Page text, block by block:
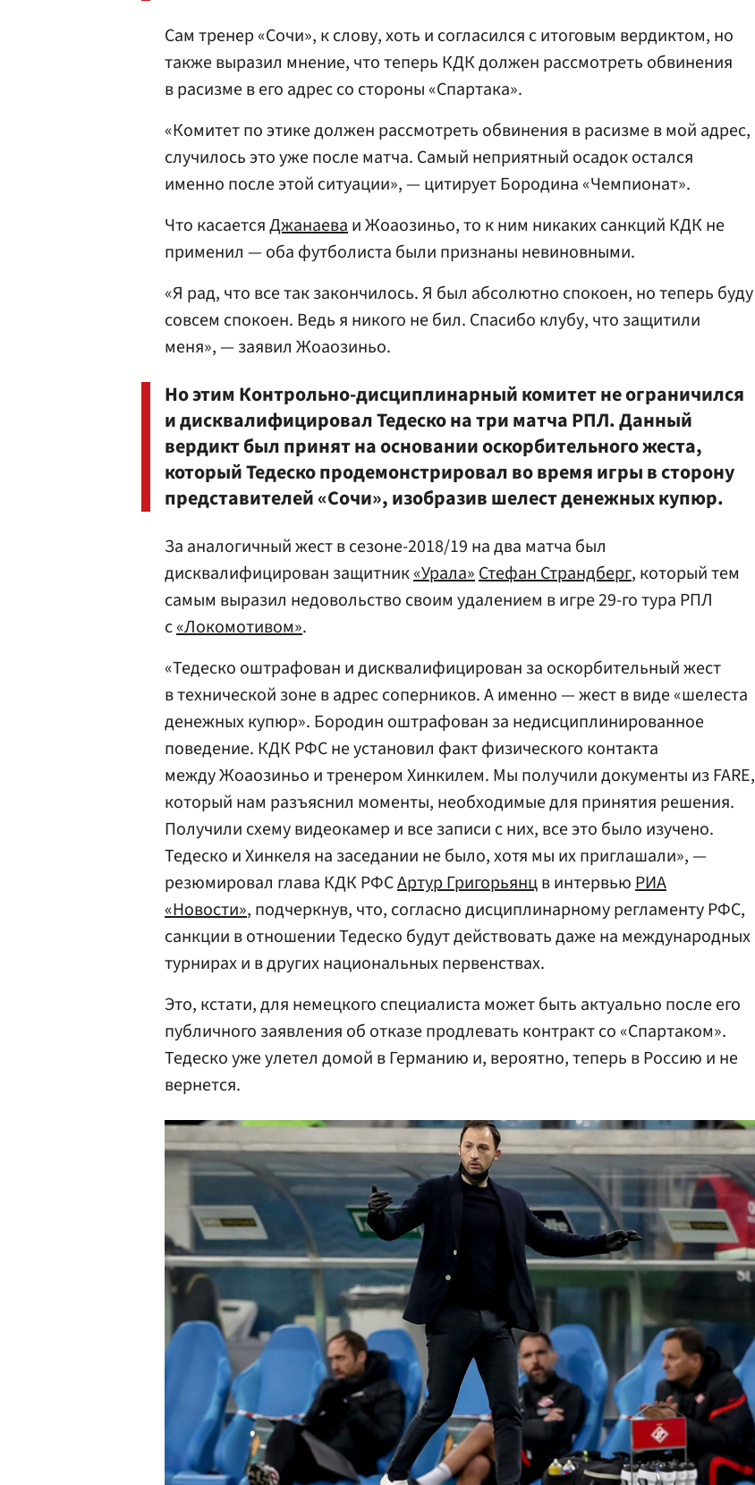
Сам тренер «Сочи», к слову, хоть и согласился с итоговым вердиктом, но
также выразил мнение, что теперь КДК должен рассмотреть обвинения
в расизме в его адрес со стороны «Спартака».
«Комитет по этике должен рассмотреть обвинения в расизме в мой адрес,
случилось это уже после матча. Самый неприятный осадок остался
именно после этой ситуации», — цитирует Бородина «Чемпионат».
Что касаетсяДжанаеваи Жоаозиньо, то к ним никаких санкций КДК не
применил — оба футболиста были признаны невиновными.
«Я рад, что все так закончилось. Я был абсолютно спокоен, но теперь буду
совсем спокоен. Ведь я никого не бил. Спасибо клубу, что защитили
меня», — заявил Жоаозиньо.
Но этим Контрольно-дисциплинарный комитет не ограничился
и дисквалифицировал Тедеско на три матча РПЛ. Данный
вердикт был принят на основании оскорбительного жеста,
который Тедеско продемонстрировал во время игры в сторону
представителей «Сочи», изобразив шелест денежных купюр.
За аналогичный жест в сезоне-2018/19 на два матча был
дисквалифицирован защитник«Урала»Стефан Страндберг, который тем
самым выразил недовольство своим удалением в игре 29-го тура РПЛ
с«Локомотивом».
«Тедеско оштрафован и дисквалифицирован за оскорбительный жест
в технической зоне в адрес соперников. А именно — жест в виде «шелеста
денежных купюр». Бородин оштрафован за недисциплинированное
поведение. КДК РФС не установил факт физического контакта
между Жоаозиньо и тренером Хинкилем. Мы получили документы из FARE,
который нам разъяснил моменты, необходимые для принятия решения.
Получили схему видеокамер и все записи с них, все это было изучено.
Тедеско и Хинкеля на заседании не было, хотя мы их приглашали», —
резюмировал глава КДК РФСАртур Григорьянцв интервьюРИА
«Новости», подчеркнув, что, согласно дисциплинарному регламенту РФС,
санкции в отношении Тедеско будут действовать даже на международных
турнирах и в других национальных первенствах.
Это, кстати, для немецкого специалиста может быть актуально после его
публичного заявления об отказе продлевать контракт со «Спартаком».
Тедеско уже улетел домой в Германию и, вероятно, теперь в Россию и не
вернется.